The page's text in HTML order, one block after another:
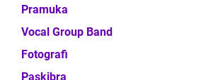
Pramuka
Vocal Group Band
Fotografi
Paskibra